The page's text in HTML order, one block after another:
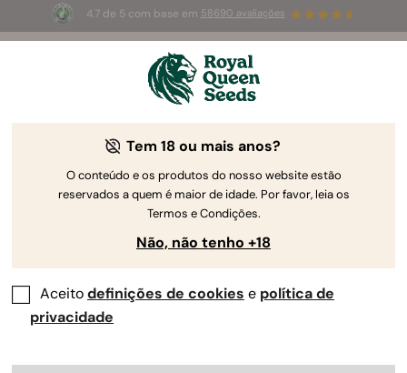
4.7 de 5 com base em 58690 avaliações
3 sementes White Widow Auto
Tem 18 ou mais anos?
O conteúdo e os produtos do nosso website estão
reservados a quem é maior de idade. Por favor, leia os
Termos e Condições.
Não, não tenho +18
Aceitodefinições de cookies e política de
privacidade